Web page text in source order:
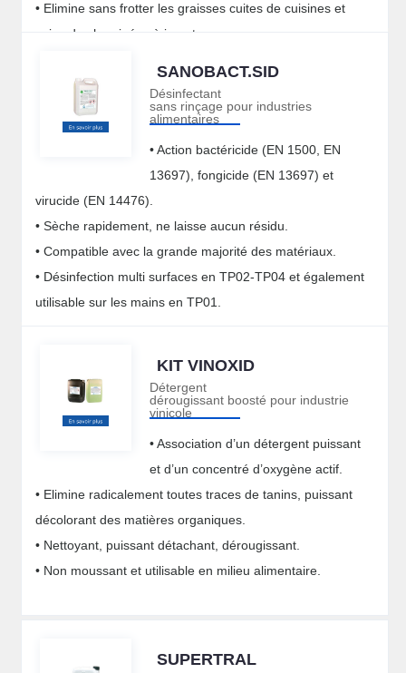
• Elimine sans frotter les graisses cuites de cuisines et
suies de cheminées à insert.
SANOBACT.SID
Désinfectant
sans rinçage pour industries
alimentaires
• Action bactéricide (EN 1500, EN
13697), fongicide (EN 13697) et
virucide (EN 14476).
• Sèche rapidement, ne laisse aucun résidu.
• Compatible avec la grande majorité des matériaux.
• Désinfection multi surfaces en TP02-TP04 et également
utilisable sur les mains en TP01.
KIT VINOXID
Détergent
dérougissant boosté pour industrie
vinicole
• Association d’un détergent puissant
et d’un concentré d’oxygène actif.
• Elimine radicalement toutes traces de tanins, puissant
décolorant des matières organiques.
• Nettoyant, puissant détachant, dérougissant.
• Non moussant et utilisable en milieu alimentaire.
SUPERTRAL